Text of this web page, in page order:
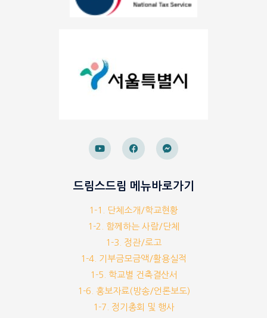
드림스드림 메뉴바로가기
1-1. 단체소개/학교현황
1-2. 함께하는 사람/단체
1-3. 정관/로고
1-4. 기부금모금액/활용실적
1-5. 학교별 건축결산서
1-6. 홍보자료(방송/언론보도)
1-7. 정기총회 및 행사